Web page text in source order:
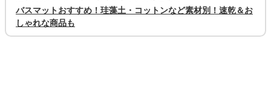
バスマットおすすめ！珪藻土・コットンなど素材別！速乾＆お
しゃれな商品も